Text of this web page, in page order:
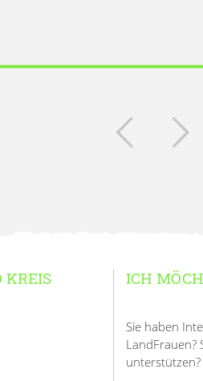
KREIS
ICH
Sie haben
LandFrauen?
unterstützen?